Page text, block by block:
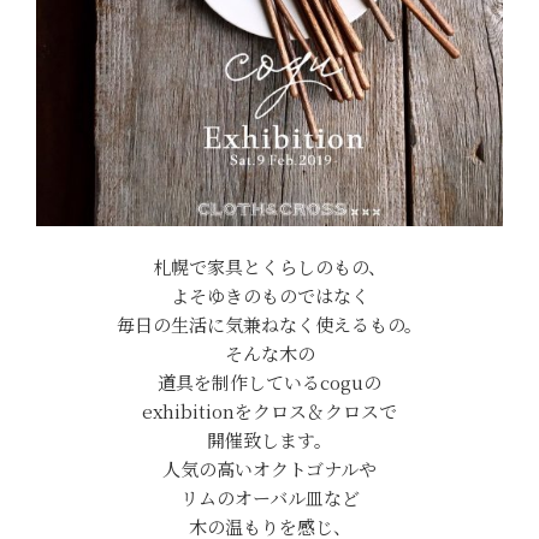
札幌で家具とくらしのもの、
よそゆきのものではなく
毎日の生活に気兼ねなく使えるもの。
そんな木の
道具を制作しているcoguの
exhibitionをクロス＆クロスで
開催致します。
人気の高いオクトゴナルや
リムのオーバル皿など
木の温もりを感じ、